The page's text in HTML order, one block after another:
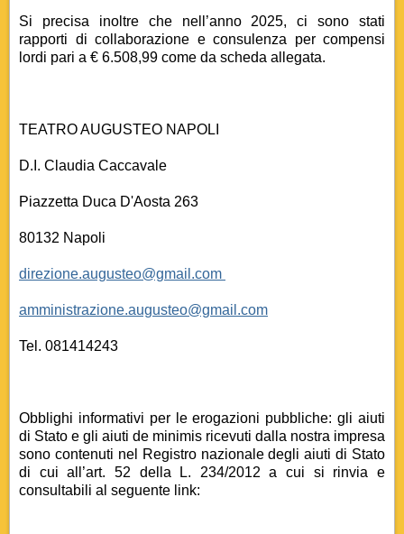
Si precisa inoltre che nell’anno 2025, ci sono stati
rapporti di collaborazione e consulenza per compensi
lordi pari a € 6.508,99 come da scheda allegata.
TEATRO AUGUSTEO NAPOLI
D.I. Claudia Caccavale
Piazzetta Duca D'Aosta 263
80132 Napoli
direzione.augusteo@gmail.com
amministrazione.augusteo@gmail.com
Tel. 081414243
Obblighi informativi per le erogazioni pubbliche: gli aiuti
di Stato e gli aiuti de minimis ricevuti dalla nostra impresa
sono contenuti nel Registro nazionale degli aiuti di Stato
di cui all’art. 52 della L. 234/2012 a cui si rinvia e
consultabili al seguente link: